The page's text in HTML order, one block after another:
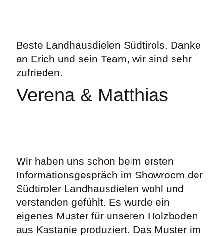
Beste Landhausdielen Südtirols. Danke
an Erich und sein Team, wir sind sehr
zufrieden.
Verena & Matthias
Wir haben uns schon beim ersten
Informationsgespräch im Showroom der
Südtiroler Landhausdielen wohl und
verstanden gefühlt. Es wurde ein
eigenes Muster für unseren Holzboden
aus Kastanie produziert. Das Muster im